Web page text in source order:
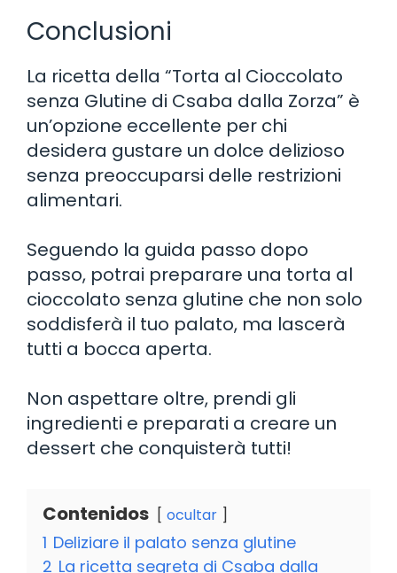
Conclusioni
La ricetta della “Torta al Cioccolato
senza Glutine di Csaba dalla Zorza” è
un’opzione eccellente per chi
desidera gustare un dolce delizioso
senza preoccuparsi delle restrizioni
alimentari.
Seguendo la guida passo dopo
passo, potrai preparare una torta al
cioccolato senza glutine che non solo
soddisferà il tuo palato, ma lascerà
tutti a bocca aperta.
Non aspettare oltre, prendi gli
ingredienti e preparati a creare un
dessert che conquisterà tutti!
Contenidos ocultar
1 Deliziare il palato senza glutine
2 La ricetta segreta di Csaba dalla